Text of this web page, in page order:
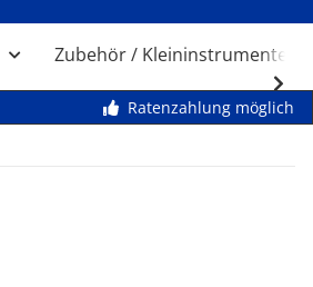
Zubehör / Kleininstrumente
Ratenzahlung möglich